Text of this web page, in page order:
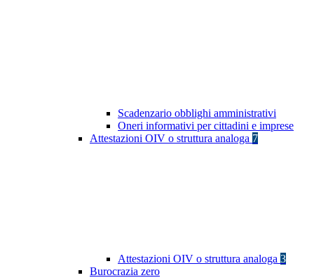
Scadenzario obblighi amministrativi
Oneri informativi per cittadini e imprese
Attestazioni OIV o struttura analoga 7
Attestazioni OIV o struttura analoga 3
Burocrazia zero